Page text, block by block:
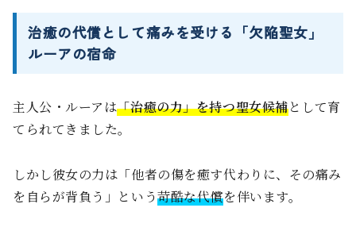
治癒の代償として痛みを受ける「欠陥聖女」
ルーアの宿命
主人公・ルーアは「治癒の力」を持つ聖女候補として育
てられてきました。
しかし彼女の力は「他者の傷を癒す代わりに、その痛み
を自らが背負う」という苛酷な代償を伴います。